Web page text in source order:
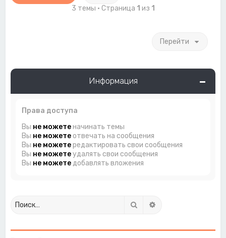
3 темы • Страница 1 из 1
Перейти
Информация
Права доступа
Вы не можетеначинать темы
Вы не можетеотвечать на сообщения
Вы не можетередактировать свои сообщения
Вы не можетеудалять свои сообщения
Вы не можетедобавлять вложения
Поиск